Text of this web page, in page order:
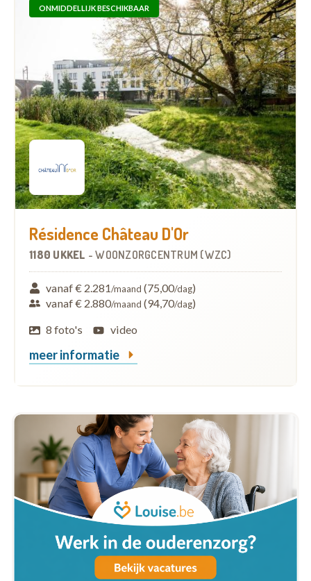
ONMIDDELLIJK BESCHIKBAAR
Résidence Château D'Or
1180 UKKEL -WOONZORGCENTRUM (WZC)
vanaf € 2.281/maand (75,00/dag)
vanaf € 2.880/maand (94,70/dag)
8 foto's
video
meer informatie